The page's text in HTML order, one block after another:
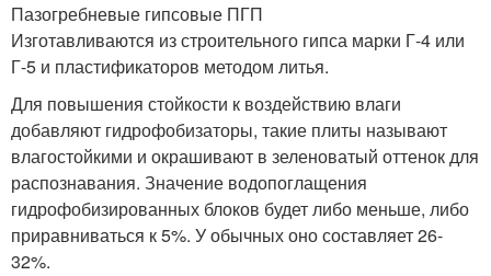
Пазогребневые гипсовые ПГП
Изготавливаются из строительного гипса марки Г-4 или
Г-5 и пластификаторов методом литья.
Для повышения стойкости к воздействию влаги
добавляют гидрофобизаторы, такие плиты называют
влагостойкими и окрашивают в зеленоватый оттенок для
распознавания. Значение водопоглащения
гидрофобизированных блоков будет либо меньше, либо
приравниваться к 5%. У обычных оно составляет 26-
32%.